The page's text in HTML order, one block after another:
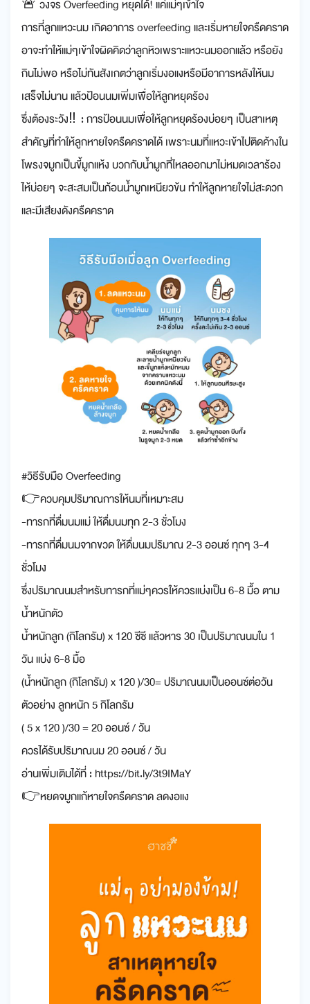
🚨 วงจร Overfeeding หยุดได้! แค่แม่ๆเข้าใจ
การที่ลูกแหวะนม เกิดอาการ overfeeding และเริ่มหายใจครืดคราด
อาจะทำให้แม่ๆเข้าใจผิดคิดว่าลูกหิวเพราะแหวะนมออกแล้ว หรือยัง
กินไม่พอ หรือไม่ทันสังเกตว่าลูกเริ่มงอแงหรือมีอาการหลังให้นม
เสร็จไม่นาน แล้วป้อนนมเพิ่มเพื่อให้ลูกหยุดร้อง
ซึ่งต้องระวัง‼ : การป้อนนมเพื่อให้ลูกหยุดร้องบ่อยๆ เป็นสาเหตุ
สำคัญที่ทำให้ลูกหายใจครืดคราดได้ เพราะนมที่แหวะเข้าไปติดค้างใน
โพรงจมูกเป็นขี้มูกแห้ง บวกกับน้ำมูกที่ไหลออกมาไม่หมดเวลาร้อง
ไห้บ่อยๆ จะสะสมเป็นก้อนน้ำมูกเหนียวข้น ทำให้ลูกหายใจไม่สะดวก
และมีเสียงดังครืดคราด
#วิธีรับมือ Overfeeding
👉ควบคุมปริมาณการให้นมที่เหมาะสม
-ทารกที่ดื่มนมแม่ ให้ดื่มนมทุก 2-3 ชั่วโมง
-ทารกที่ดื่มนมจากขวด ให้ดื่มนมปริมาณ 2-3 ออนซ์ ทุกๆ 3-4
ชั่วโมง
ซึ่งปริมาณนมสำหรับทารกที่แม่ๆควรให้ควรแบ่งเป็น 6-8 มื้อ ตาม
น้ำหนักตัว
น้ำหนักลูก (กิโลกรัม) x 120 ซีซี แล้วหาร 30 เป็นปริมาณนมใน 1
วัน แบ่ง 6-8 มื้อ
(น้ำหนักลูก (กิโลกรัม) x 120 )/30= ปริมาณนมเป็นออนซ์ต่อวัน
ตัวอย่าง ลูกหนัก 5 กิโลกรัม
( 5 x 120 )/30 = 20 ออนซ์ / วัน
ควรได้รับปริมาณนม 20 ออนซ์ / วัน
อ่านเพิ่มเติมได้ที่ : https://bit.ly/3t9IMaY
👉หยดจมูกแก้หายใจครืดคราด ลดงอแง